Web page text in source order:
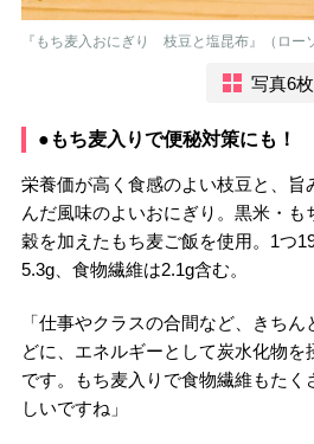
『もち麦入おにぎり 枝豆と塩昆布』（ロー
写真6枚
●もち麦入りで便秘対策にも！
栄養価が高く食感のよい枝豆と、旨
んだ風味のよいおにぎり。黒米・
穀を加えたもち麦ご飯を使用。1つ
5.3g、食物繊維は2.1g含む。
「仕事やクラスの合間など、きち
どに、エネルギーとして炭水化物を
です。もち麦入りで食物繊維もたく
しいですね」